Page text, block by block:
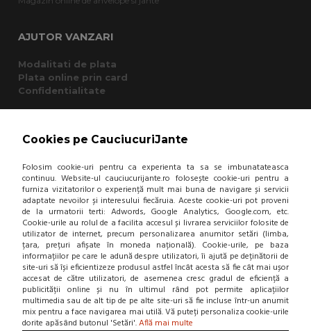
Cookies pe CauciucuriJante
Folosim cookie-uri pentru ca experienta ta sa se imbunatateasca
continuu. Website-ul cauciucurijante.ro folosește cookie-uri pentru a
furniza vizitatorilor o experiență mult mai buna de navigare și servicii
adaptate nevoilor și interesului fiecăruia. Aceste cookie-uri pot proveni
de la urmatorii terti: Adwords, Google Analytics, Google.com, etc.
Cookie-urile au rolul de a facilita accesul și livrarea serviciilor folosite de
utilizator de internet, precum personalizarea anumitor setări (limba,
țara, prețuri afișate în moneda națională). Cookie-urile, pe baza
informațiilor pe care le adună despre utilizatori, îi ajută pe deținătorii de
site-uri să își eficientizeze produsul astfel încât acesta să fie cât mai ușor
accesat de către utilizatori, de asemenea cresc gradul de eficiență a
publicității online și nu în ultimul rând pot permite aplicațiilor
multimedia sau de alt tip de pe alte site-uri să fie incluse într-un anumit
mix pentru a face navigarea mai utilă. Vă puteți personaliza cookie-urile
dorite apăsând butonul 'Setări'.Află mai multe
AJUTOR VANZARI
Modalitati de plata
Plata online prin card
Confidentialitate
Cum cumpar?
Garantie si returnare
Mod de livrare
Protectia consumatorului - A.N.P.C.
Panou de control GDPR
DESPRE NOI
Contact
Home
Locatie punct de lucru
Departamente